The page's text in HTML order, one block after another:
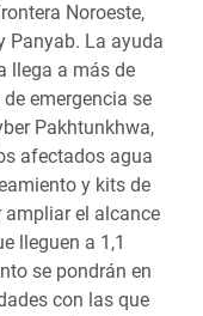
Noroeste,
Panyab. La ayuda
llega a más de
emergencia se
Pakhtunkhwa,
afectados agua
y kits de
ampliar el alcance
lleguen a 1,1
se pondrán en
con las que